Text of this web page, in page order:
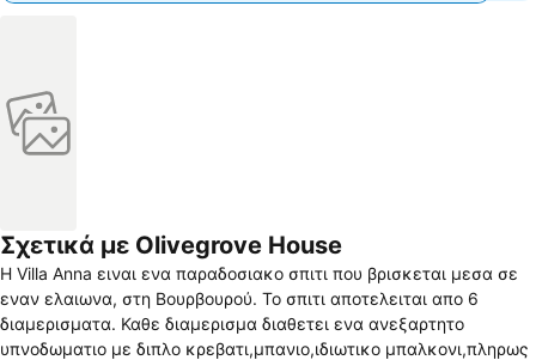
Σχετικά με Olivegrove House
Η Villa Anna ειναι ενα παραδοσιακο σπιτι που βρισκεται μεσα σε
εναν ελαιωνα, στη Βουρβουρού. Το σπιτι αποτελειται απο 6
διαμερισματα. Καθε διαμερισμα διαθετει ενα ανεξαρτητο
υπνοδωματιο με διπλο κρεβατι,μπανιο,ιδιωτικο μπαλκονι,πληρως